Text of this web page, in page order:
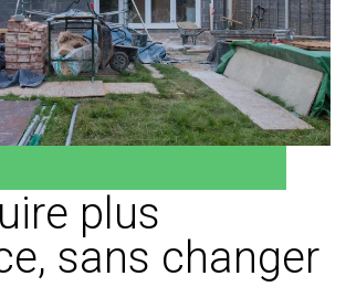
plus
sans changer